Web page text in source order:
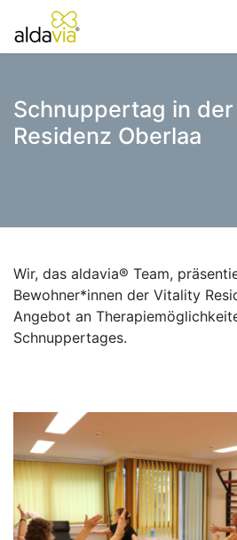
Schnuppertag in
Residenz Oberlaa
Wir, das aldavia® Team,
Bewohner*innen der Vitality
Angebot an
Schnuppertages.